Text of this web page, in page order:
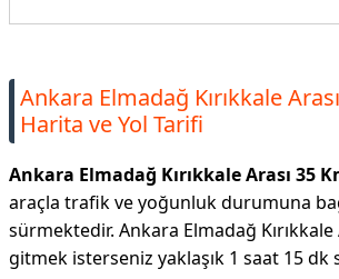
Ankara Elmadağ Kırıkkale
Harita ve Yol Tarifi
Ankara Elmadağ Kırıkkale Arası 35
araçla trafik ve yoğunluk durumuna
sürmektedir. Ankara Elmadağ
gitmek isterseniz yaklaşık 1 saat 15 dk